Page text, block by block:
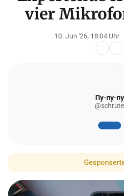
vier
10. Jun '26, 18:04 Uhr
Пу-пу-пу
@schrute